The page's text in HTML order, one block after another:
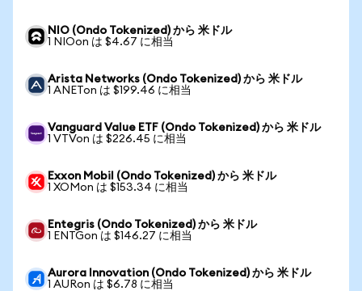
NIO (Ondo Tokenized) から 米ドル
1 NIOon は $4.67 に相当
Arista Networks (Ondo Tokenized) から 米ドル
1 ANETon は $199.46 に相当
Vanguard Value ETF (Ondo Tokenized) から 米ドル
1 VTVon は $226.45 に相当
Exxon Mobil (Ondo Tokenized) から 米ドル
1 XOMon は $153.34 に相当
Entegris (Ondo Tokenized) から 米ドル
1 ENTGon は $146.27 に相当
Aurora Innovation (Ondo Tokenized) から 米ドル
1 AURon は $6.78 に相当